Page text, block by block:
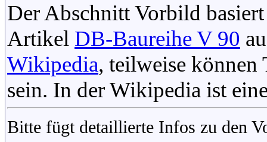
Der Abschnitt Vorbild
Artikel DB-Baureihe V 90
Wikipedia, teilweise können
sein. In der Wikipedia ist
Bitte fügt detaillierte Infos zu den